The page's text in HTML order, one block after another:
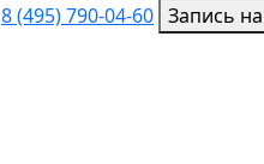
8 (495) 790-04-60 Запись